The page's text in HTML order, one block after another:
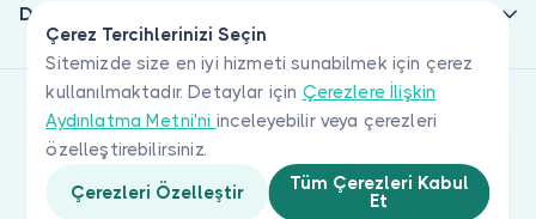
Çerez Tercihlerinizi Seçin
Sitemizde size en iyi hizmeti sunabilmek için çerez
kullanılmaktadır. Detaylar için Çerezlere İlişkin
Aydınlatma Metni'ni inceleyebilir veya çerezleri
özelleştirebilirsiniz.
Çerezleri Özelleştir
Tüm Çerezleri Kabul
Et
Doktorlar için